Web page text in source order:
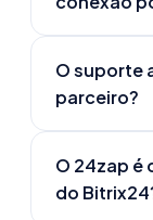
O suporte
parceiro?
O 24zap é
do